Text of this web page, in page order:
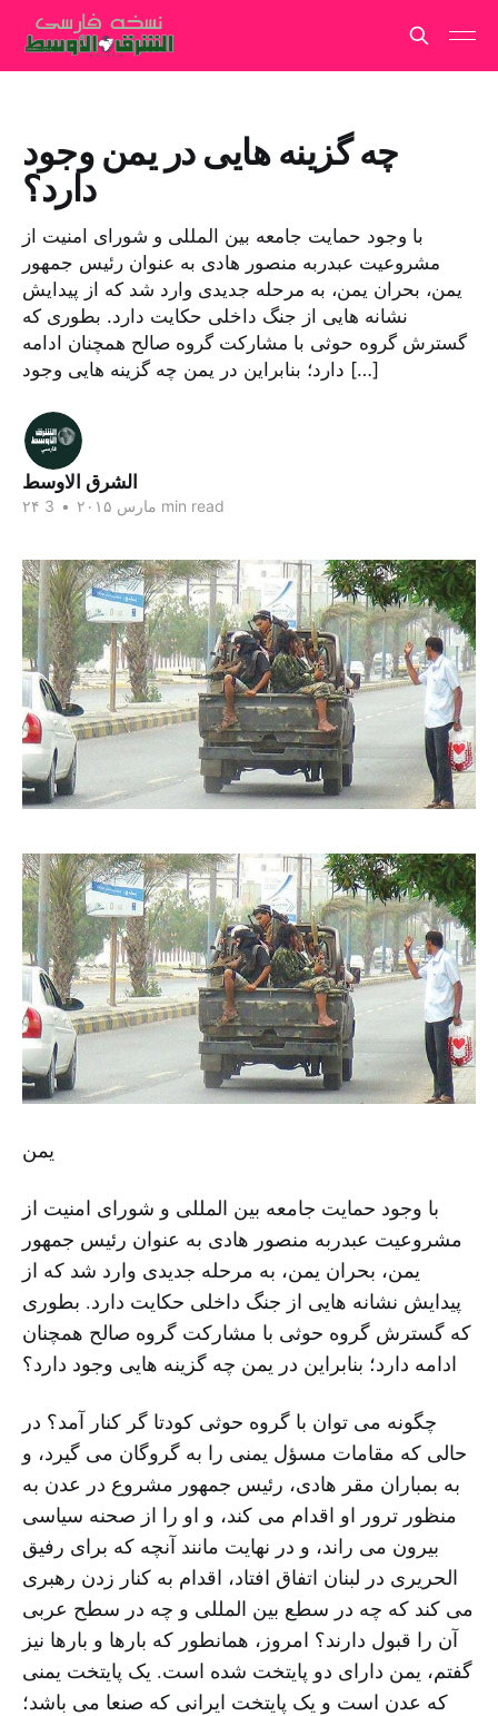
چه گزینه هایی در یمن وجود
دارد؟
با وجود حمایت جامعه بین المللی و شورای امنیت از
مشروعیت عبدربه منصور هادی به عنوان رئیس جمهور
یمن، بحران یمن، به مرحله جدیدی وارد شد که از پیدایش
نشانه هایی از جنگ داخلی حکایت دارد. بطوری که
گسترش گروه حوثی با مشارکت گروه صالح همچنان ادامه
دارد؛ بنابراین در یمن چه گزینه هایی وجود […]
الشرق الاوسط
۲۴ مارس ۲۰۱۵ • 3 min read
یمن
با وجود حمایت جامعه بین المللی و شورای امنیت از
مشروعیت عبدربه منصور هادی به عنوان رئیس جمهور
یمن، بحران یمن، به مرحله جدیدی وارد شد که از
پیدایش نشانه هایی از جنگ داخلی حکایت دارد. بطوری
که گسترش گروه حوثی با مشارکت گروه صالح همچنان
ادامه دارد؛ بنابراین در یمن چه گزینه هایی وجود دارد؟
چگونه می توان با گروه حوثی کودتا گر کنار آمد؟ در
حالی که مقامات مسؤل یمنی را به گروگان می گیرد، و
به بمباران مقر هادی، رئیس جمهور مشروع در عدن به
منظور ترور او اقدام می کند، و او را از صحنه سیاسی
بیرون می راند، و در نهایت مانند آنچه که برای رفیق
الحریری در لبنان اتفاق افتاد، اقدام به کنار زدن رهبری
می کند که چه در سطع بین المللی و چه در سطح عربی
آن را قبول دارند؟ امروز، همانطور که بارها و بارها نیز
گفتم، یمن دارای دو پایتخت شده است. یک پایتخت یمنی
که عدن است و یک پایتخت ایرانی که صنعا می باشد؛